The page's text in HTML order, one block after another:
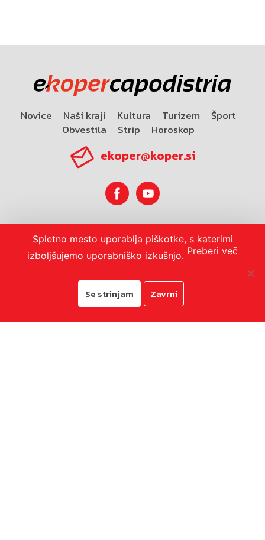
Novice Naši kraji Kultura Turizem
Šport
Obvestila
Strip Horoskop
ekoper@koper.si
Horoskop
Spletno mesto uporablja piškotke, s katerimi
izboljšujemo uporabniško izkušnjo. Preberi več
Se strinjam Zavrni